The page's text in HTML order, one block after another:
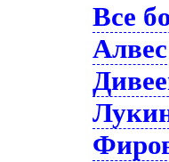
Все
Алвес